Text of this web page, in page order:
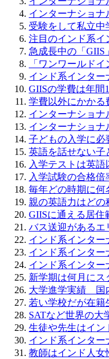
インターナショナ
受験をして私立中
注目のインド系イ
急成長中の「GIIS
「ワンワールド
インド系インター
GIISの学費は年間
学費以外にかかる
インターナショ
インターナショナ
子どもの入学に必
英語を話せない子
入学テストは英語
入学試験の合格倍
毎年どの時期に何
親の英語力はど
GIISに通える居住
バス送迎があるエ
インド系インタ
インド系インター
インド系インター
新学期は何月にス
大学進学実績 国
若い学校だが在籍
SATなど世界の大
生徒や先生はイン
インド系インター
教師はインド人女